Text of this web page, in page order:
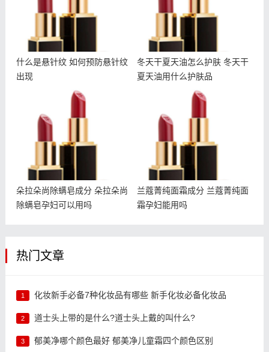
什么是悬针纹 如何预防悬针纹
出现
冬天干夏天油怎么护肤 冬天干
夏天油用什么护肤品
朵拉朵尚除螨皂成分 朵拉
朵拉朵尚除螨皂成分 朵拉朵尚
除螨皂孕妇可以用吗
兰蔻菁纯面霜成分 兰蔻菁
兰蔻菁纯面霜成分 兰蔻菁纯面
霜孕妇能用吗
热门文章
1 化妆新手必备7种化妆品有哪些 新手化妆必备化妆品
2 道士头上带的是什么?道士头上戴的叫什么?
3 郁美净哪个颜色最好 郁美净儿童霜四个颜色区别